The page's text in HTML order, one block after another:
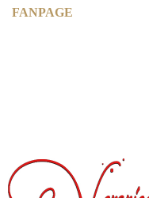
FANPAGE